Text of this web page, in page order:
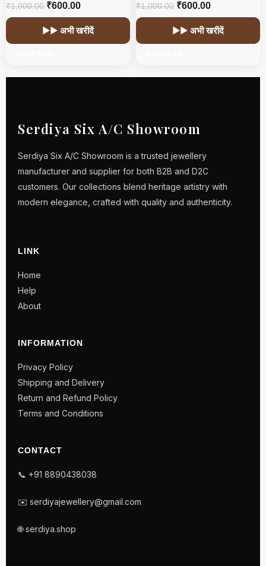
₹1,000.00 ₹600.00
▶▶ अभी खरीदें
₹1,000.00 ₹600.00
▶▶ अभी खरीदें
Serdiya Six A/C Showroom
Serdiya Six A/C Showroom is a trusted jewellery
manufacturer and supplier for both B2B and D2C
customers. Our collections blend heritage artistry with
modern elegance, crafted with quality and authenticity.
LINK
Home
Help
About
INFORMATION
Privacy Policy
Shipping and Delivery
Return and Refund Policy
Terms and Conditions
CONTACT
📞 +91 8890438038
✉️ serdiyajewellery@gmail.com
🌐 serdiya.shop